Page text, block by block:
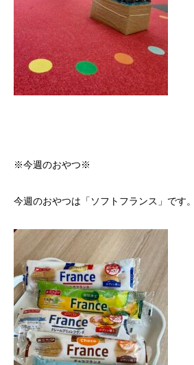
※今週のおやつ※
今週のおやつは「ソフトフランス」です。